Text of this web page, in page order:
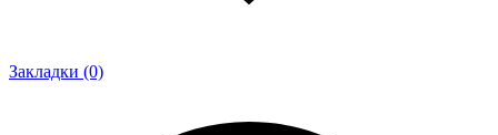
Закладки (0)